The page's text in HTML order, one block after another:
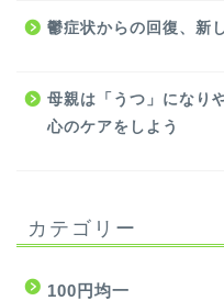
鬱症状からの回復、新
母親は「うつ」になり
心のケアをしよう
カテゴリー
100円均一